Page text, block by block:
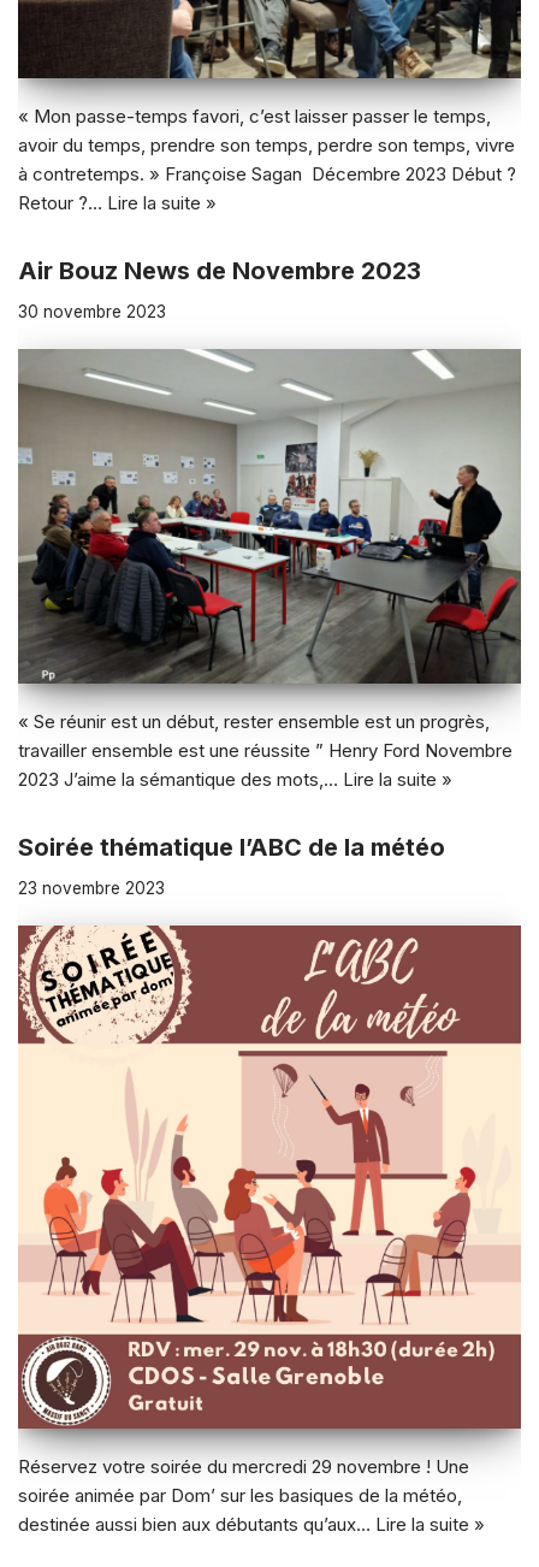
« Mon passe-temps favori, c’est laisser passer le temps,
avoir du temps, prendre son temps, perdre son temps, vivre
à contretemps. » Françoise Sagan Décembre 2023 Début ?
Retour ?… Lire la suite »
Air Bouz News de Novembre 2023
30 novembre 2023
« Se réunir est un début, rester ensemble est un progrès,
travailler ensemble est une réussite ” Henry Ford Novembre
2023 J’aime la sémantique des mots,… Lire la suite »
Soirée thématique l’ABC de la météo
23 novembre 2023
Réservez votre soirée du mercredi 29 novembre ! Une
soirée animée par Dom’ sur les basiques de la météo,
destinée aussi bien aux débutants qu’aux… Lire la suite »